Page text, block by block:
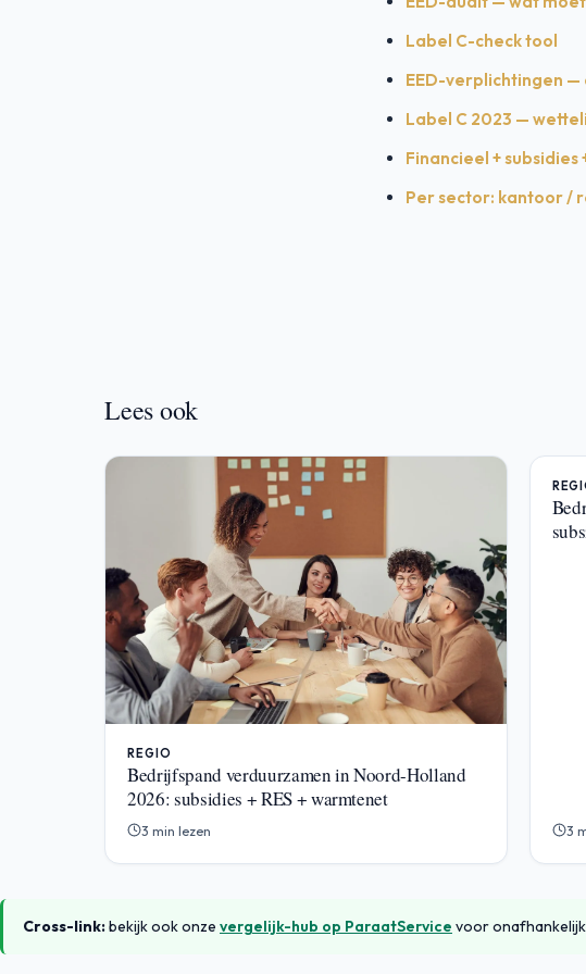
Label C-check tool
EED-verplichtingen —
Label C 2023 —
Financieel +
Per sector: kantoor /
Lees ook
REGIO
Bedrijfspand verduurzamen in Noord-Holland
2026: subsidies + RES + warmtenet
3 min lezen 3
Cross-link:bekijk ook onze vergelijk-hub op ParaatService voor